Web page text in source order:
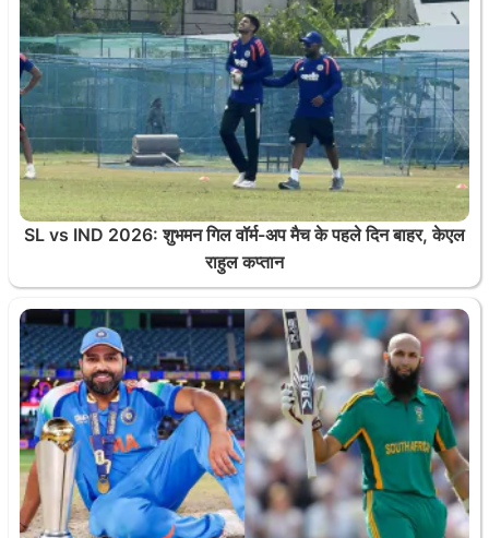
SL vs IND 2026: शुभमन गिल वॉर्म-अप मैच के पहले दिन बाहर, केएल
राहुल कप्तान